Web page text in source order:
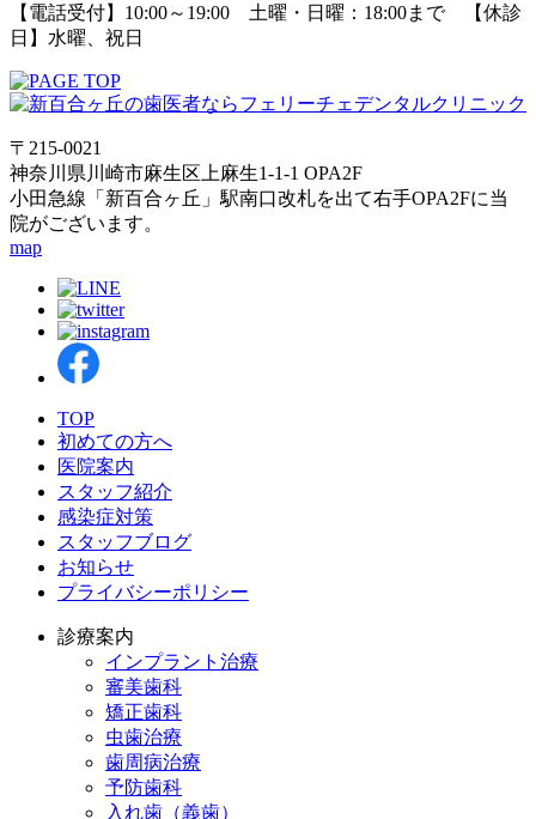
【電話受付】10:00～19:00 土曜・日曜：18:00まで 【休診
日】水曜、祝日
〒215-0021
神奈川県川崎市麻生区上麻生1-1-1 OPA2F
小田急線「新百合ヶ丘」駅南口改札を出て右手OPA2Fに当
院がございます。
map
TOP
初めての方へ
医院案内
スタッフ紹介
感染症対策
スタッフブログ
お知らせ
プライバシーポリシー
診療案内
インプラント治療
審美歯科
矯正歯科
虫歯治療
歯周病治療
予防歯科
入れ歯（義歯）